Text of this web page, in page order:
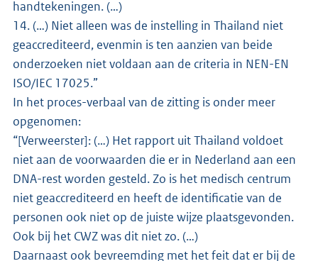
handtekeningen. (…)
14. (…) Niet alleen was de instelling in Thailand niet
geaccrediteerd, evenmin is ten aanzien van beide
onderzoeken niet voldaan aan de criteria in NEN-EN
ISO/IEC 17025.”
In het proces-verbaal van de zitting is onder meer
opgenomen:
“[Verweerster]: (…) Het rapport uit Thailand voldoet
niet aan de voorwaarden die er in Nederland aan een
DNA-rest worden gesteld. Zo is het medisch centrum
niet geaccrediteerd en heeft de identificatie van de
personen ook niet op de juiste wijze plaatsgevonden.
Ook bij het CWZ was dit niet zo. (…)
Daarnaast ook bevreemding met het feit dat er bij de